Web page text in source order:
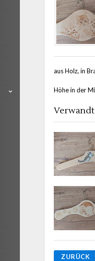
aus Holz, in
Höhe in der
ZURÜCK